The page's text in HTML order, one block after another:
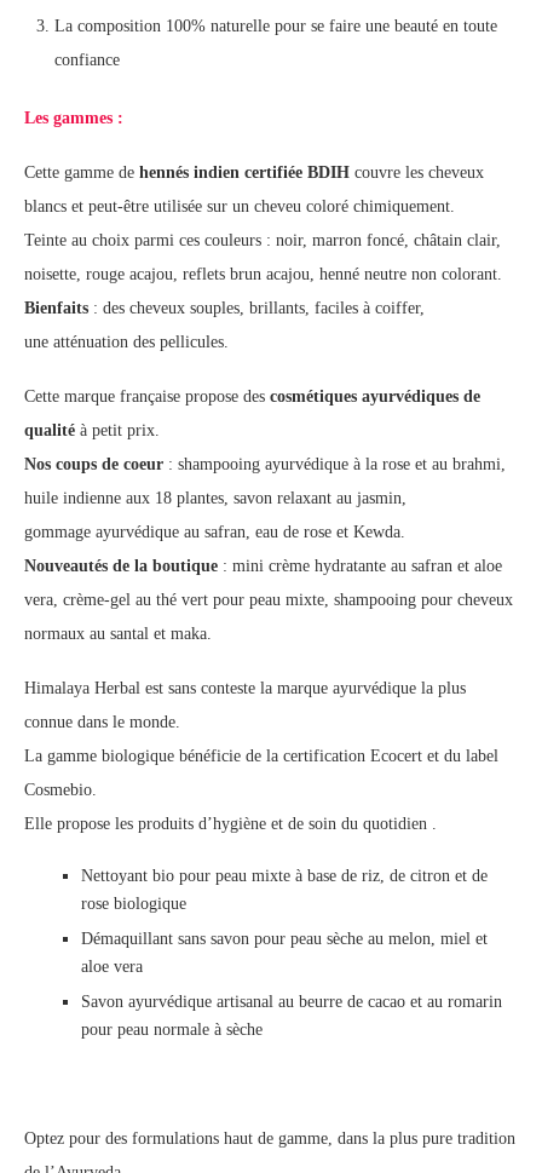
La composition 100% naturelle pour se faire une beauté en toute
confiance
Les gammes :
Cette gamme de hennés indien certifiée BDIH couvre les cheveux
blancs et peut-être utilisée sur un cheveu coloré chimiquement.
Teinte au choix parmi ces couleurs : noir, marron foncé, châtain clair,
noisette, rouge acajou, reflets brun acajou, henné neutre non colorant.
Bienfaits : des cheveux souples, brillants, faciles à coiffer,
une atténuation des pellicules.
Cette marque française propose des cosmétiques ayurvédiques de
qualité à petit prix.
Nos coups de coeur : shampooing ayurvédique à la rose et au brahmi,
huile indienne aux 18 plantes, savon relaxant au jasmin,
gommage ayurvédique au safran, eau de rose et Kewda.
Nouveautés de la boutique : mini crème hydratante au safran et aloe
vera, crème-gel au thé vert pour peau mixte, shampooing pour cheveux
normaux au santal et maka.
Himalaya Herbal est sans conteste la marque ayurvédique la plus
connue dans le monde.
La gamme biologique bénéficie de la certification Ecocert et du label
Cosmebio.
Elle propose les produits d’hygiène et de soin du quotidien .
Nettoyant bio pour peau mixte à base de riz, de citron et de
rose biologique
Démaquillant sans savon pour peau sèche au melon, miel et
aloe vera
Savon ayurvédique artisanal au beurre de cacao et au romarin
pour peau normale à sèche
Optez pour des formulations haut de gamme, dans la plus pure tradition